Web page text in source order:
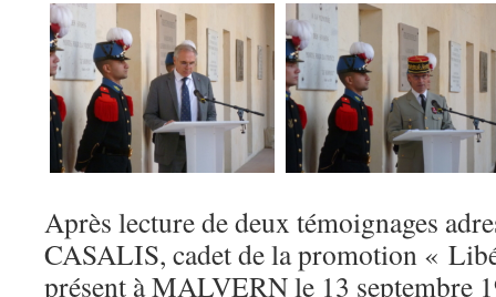
Après lecture de deux témoignages
CASALIS, cadet de la promotion «
présent à MALVERN le 13 septembre